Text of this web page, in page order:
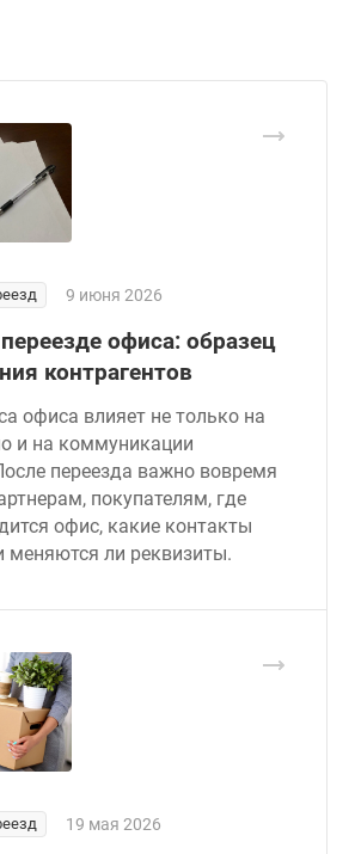
9 июня 2026
офиса: образец
контрагентов
офиса влияет не только на
и на коммуникации
переезда важно вовремя
покупателям, где
офис, какие контакты
меняются ли реквизиты.
19 мая 2026